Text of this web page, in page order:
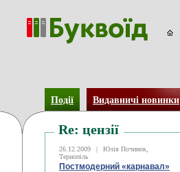
Події Видавничі новинки
Re: цензії
26.12.2009 |
Юлія Починок,
Тернопіль
Постмодерний «карнавал»